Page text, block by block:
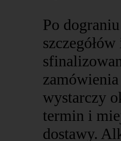
Po dograniu
szczegółów
zamówienia
wystarczy
termin i
dostawy.